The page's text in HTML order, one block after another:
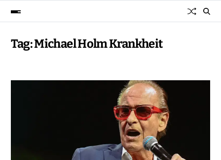
Tag:Michael Holm Krankheit